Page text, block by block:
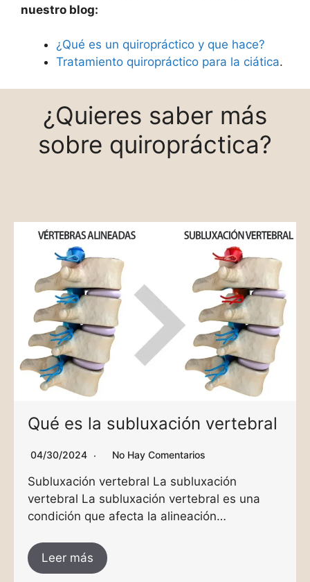
nuestro blog:
¿Qué es un quiropráctico y que hace?
Tratamiento quiropráctico para la ciática.
¿Quieres saber más
sobre quiropráctica?
Qué es la subluxación vertebral
04/30/2024 No Hay Comentarios
Subluxación vertebral La subluxación
vertebral La subluxación vertebral es una
condición que afecta la alineación…
Leer más